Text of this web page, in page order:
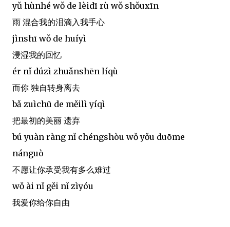
yǔ hùnhé wǒ de lèidī rù wǒ shǒuxīn
雨 混合我的泪滴入我手心
jìnshī wǒ de huíyì
浸湿我的回忆
ér nǐ dúzì zhuǎnshēn líqù
而你 独自转身离去
bǎ zuìchū de měilì yíqì
把最初的美丽 遗弃
bú yuàn ràng nǐ chéngshòu wǒ yǒu duōme
nánguò
不愿让你承受我有多么难过
wǒ ài nǐ gěi nǐ zìyóu
我爱你给你自由